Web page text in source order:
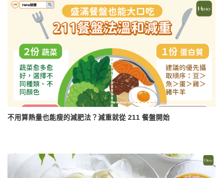
不用算熱量也能瘦的減肥法？減重就從 211 餐盤開始